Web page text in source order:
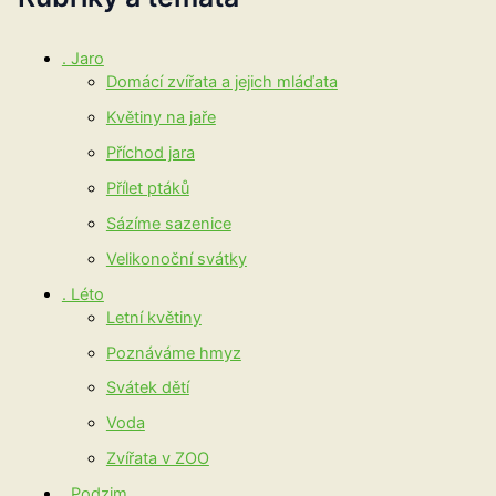
. Jaro
Domácí zvířata a jejich mláďata
Květiny na jaře
Příchod jara
Přílet ptáků
Sázíme sazenice
Velikonoční svátky
. Léto
Letní květiny
Poznáváme hmyz
Svátek dětí
Voda
Zvířata v ZOO